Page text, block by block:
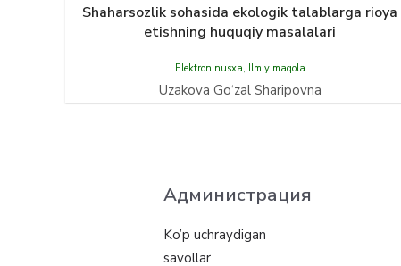
Shaharsozlik sohasida ekologik talablarga rioya
etishning huquqiy masalalari
Elektron nusxa, Ilmiy maqola
Uzakova Gо‘zal Sharipovna
Администрация
Ko’p uchraydigan
savollar